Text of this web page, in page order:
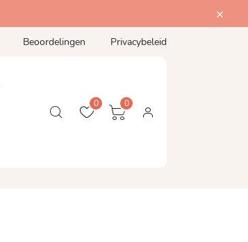
Beoordelingen Privacybeleid
0 0